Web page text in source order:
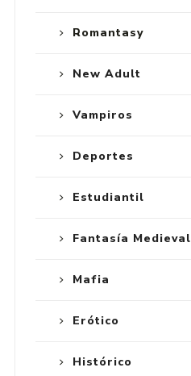
Romantasy
New Adult
Vampiros
Deportes
Estudiantil
Fantasía Medieval
Mafia
Erótico
Histórico